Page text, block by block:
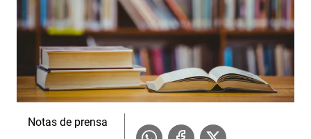
Notas de prensa